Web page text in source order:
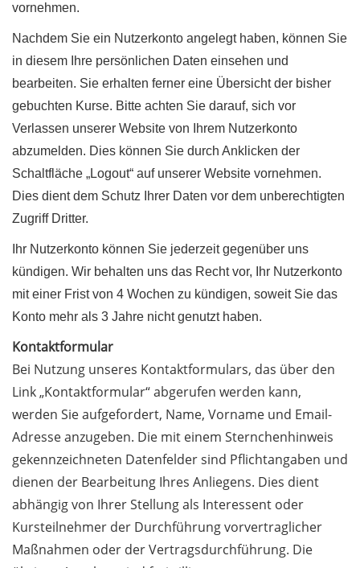
vornehmen.
Nachdem Sie ein Nutzerkonto angelegt haben, können Sie
in diesem Ihre persönlichen Daten einsehen und
bearbeiten. Sie erhalten ferner eine Übersicht der bisher
gebuchten Kurse. Bitte achten Sie darauf, sich vor
Verlassen unserer Website von Ihrem Nutzerkonto
abzumelden. Dies können Sie durch Anklicken der
Schaltfläche „Logout“ auf unserer Website vornehmen.
Dies dient dem Schutz Ihrer Daten vor dem unberechtigten
Zugriff Dritter.
Ihr Nutzerkonto können Sie jederzeit gegenüber uns
kündigen. Wir behalten uns das Recht vor, Ihr Nutzerkonto
mit einer Frist von 4 Wochen zu kündigen, soweit Sie das
Konto mehr als 3 Jahre nicht genutzt haben.
Kontaktformular
Bei Nutzung unseres Kontaktformulars, das über den
Link „Kontaktformular“ abgerufen werden kann,
werden Sie aufgefordert, Name, Vorname und Email-
Adresse anzugeben. Die mit einem Sternchenhinweis
gekennzeichneten Datenfelder sind Pflichtangaben und
dienen der Bearbeitung Ihres Anliegens. Dies dient
abhängig von Ihrer Stellung als Interessent oder
Kursteilnehmer der Durchführung vorvertraglicher
Maßnahmen oder der Vertragsdurchführung. Die